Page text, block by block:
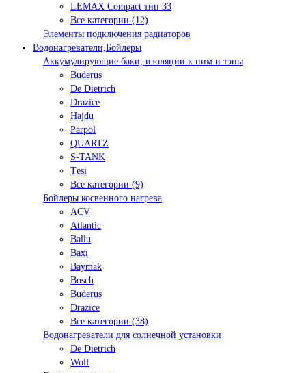
LEMAX Compact тип 33
Все категории (12)
Элементы подключения радиаторов
Водонагреватели,Бойлеры
Аккумулирующие баки, изоляции к ним и тэны
Buderus
De Dietrich
Drazice
Hajdu
Parpol
QUARTZ
S-TANK
Tеsi
Все категории (9)
Бойлеры косвенного нагрева
ACV
Atlantic
Ballu
Baxi
Baymak
Bosch
Buderus
Drazice
Все категории (38)
Водонагреватели для солнечной установки
De Dietrich
Wolf